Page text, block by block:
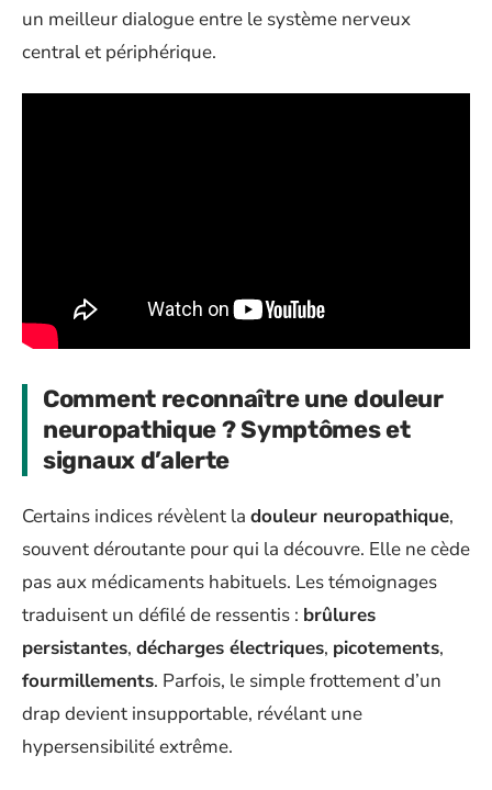
un meilleur dialogue entre le système nerveux
central et périphérique.
Comment reconnaître une douleur
neuropathique ? Symptômes et
signaux d’alerte
Certains indices révèlent la douleur neuropathique,
souvent déroutante pour qui la découvre. Elle ne cède
pas aux médicaments habituels. Les témoignages
traduisent un défilé de ressentis : brûlures
persistantes, décharges électriques, picotements,
fourmillements. Parfois, le simple frottement d’un
drap devient insupportable, révélant une
hypersensibilité extrême.